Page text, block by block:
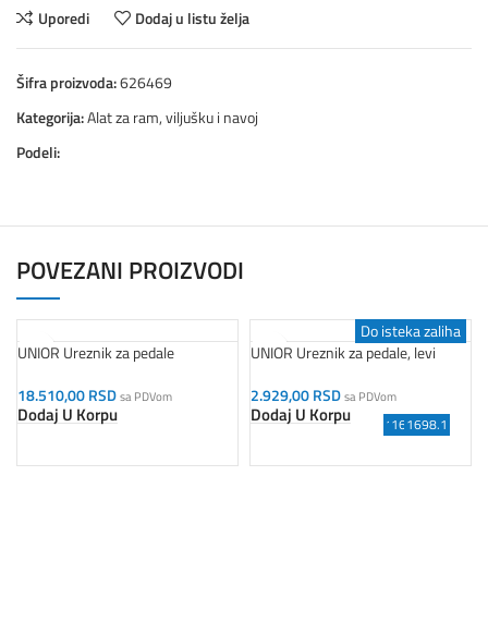
Uporedi
Dodaj u listu želja
Šifra proizvoda:626469
Kategorija:Alat za ram, viljušku i navoj
Podeli:
POVEZANI PROIZVODI
UNIOR Ureznik za pedale
18.510,00RSDsa PDVom
Dodaj U Korpu 1695.2
UNIOR Ureznik za pedale, levi
2.929,00RSDsa PDVom
Dodaj U Korpu 1695.1AL
Do isteka zaliha
1692/4
1699.1
1695.1
Do isteka zaliha
1783/1 6P
1695.1AR
1698.1